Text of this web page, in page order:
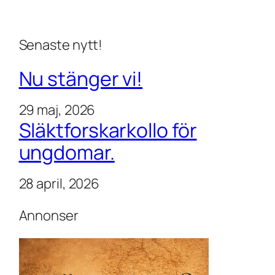
Senaste nytt!
Nu stänger vi!
29 maj, 2026
Släktforskarkollo för
ungdomar.
28 april, 2026
Annonser